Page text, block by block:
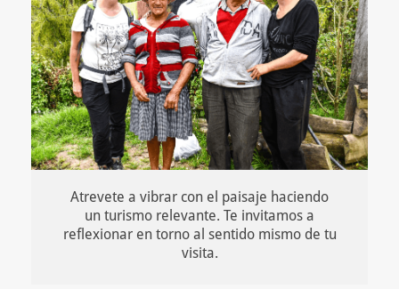
Atrevete a vibrar con el paisaje haciendo
un turismo relevante. Te invitamos a
reflexionar en torno al sentido mismo de tu
visita.